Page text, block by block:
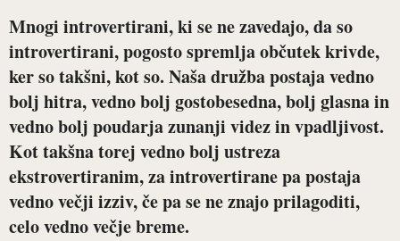
Mnogi introvertirani, ki se ne zavedajo, da so
introvertirani, pogosto spremlja občutek krivde,
ker so takšni, kot so. Naša družba postaja vedno
bolj hitra, vedno bolj gostobesedna, bolj glasna in
vedno bolj poudarja zunanji videz in vpadljivost.
Kot takšna torej vedno bolj ustreza
ekstrovertiranim, za introvertirane pa postaja
vedno večji izziv, če pa se ne znajo prilagoditi,
celo vedno večje breme.